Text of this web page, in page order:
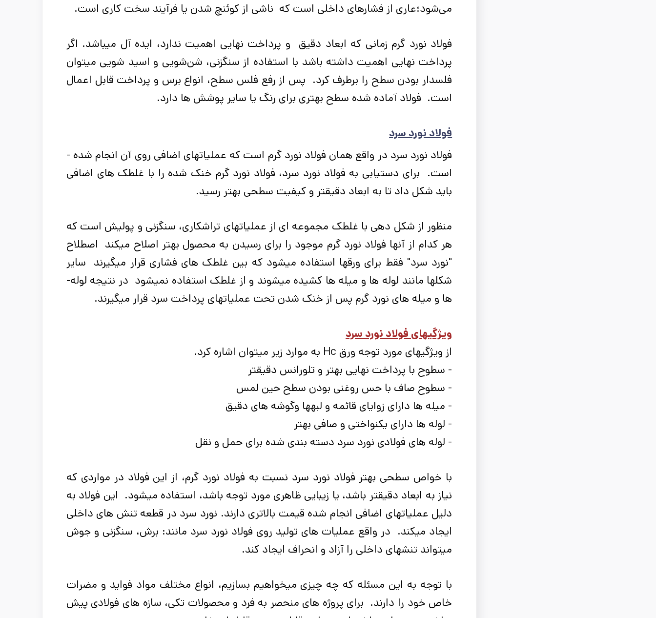
می‌شود؛عاری از فشارهای داخلی است که ناشی از کوئنچ شدن یا فرآیند سخت کاری است.
فولاد نورد گرم زمانی که ابعاد دقیق و پرداخت نهایی اهمیت ندارد، ایده­ آل می­باشد. اگر
پرداخت نهایی اهمیت داشته­ باشد با استفاده از سنگ­زنی، شن­‌شویی و اسید شویی می­توان
فلس­دار بودن سطح را برطرف کرد. پس از رفع فلس سطح، انواع برس و پرداخت قابل اعمال
است. فولاد آماده ­شده سطح بهتری برای رنگ یا سایر پوشش ­ها دارد.
فولاد نورد سرد
فولاد نورد سرد در واقع همان فولاد نورد گرم است که عملیات­های اضافی روی آن انجام شده ­
است. برای دستیابی به فولاد نورد سرد، فولاد نورد گرم خنک ­شده را با غلطک ­های اضافی
باید شکل داد تا به ابعاد دقیقتر و کیفیت سطحی بهتر رسید.
منظور از شکل­ دهی با غلطک مجموعه ­ای از عملیات­های تراشکاری، سنگ­زنی و پولیش است که
هر کدام از آن­ها فولاد نورد گرم موجود را برای رسیدن به محصول بهتر اصلاح می­کند اصطلاح
"نورد سرد" فقط برای ورق­ها استفاده می­شود که بین غلطک ­های فشاری قرار می­گیرند سایر
شکل­ها مانند لوله­ ها و میله ها کشیده می­شوند و از غلطک استفاده نمی­شود در نتیجه لوله­
ها و میله­ های نورد گرم پس از خنک ­شدن تحت عملیات­های پرداخت سرد قرار می­گیرند.
ویژگیهای فولاد نورد سرد
از ویژگیهای مورد توجه ورق Hc به موارد زیر میتوان اشاره کرد.
- سطوح با پرداخت نهایی بهتر و تلورانس دقیق­تر
- سطوح صاف با حس روغنی بودن سطح حین لمس
- میله ­ها دارای زوایای قائمه و لبه­ها وگوشه­ های دقیق
- لوله ­ها دارای یکنواختی و صافی بهتر
- لوله­ های فولادی نورد سرد دسته­ بندی­­ شده برای حمل و نقل
با خواص سطحی بهتر فولاد نورد سرد نسبت به فولاد نورد گرم، از این فولاد در مواردی که
نیاز به ابعاد دقیقتر باشد، یا زیبایی ظاهری مورد توجه باشد، استفاده می­شود. این فولاد به
دلیل عملیات­های اضافی انجام ­شده قیمت بالاتری دارند. نورد سرد در قطعه تنش ­های داخلی
ایجاد می­کند. در واقع عملیات­ های تولید روی فولاد نورد سرد مانند: برش، سنگ­زنی و جوش
می­تواند تنش­های داخلی را آزاد و انحراف ایجاد کند.
با توجه به این مسئله که چه چیزی می­خواهیم بسازیم، انواع مختلف مواد فواید و مضرات
خاص خود را دارند. برای پروژه ­های منحصر به فرد و محصولات تکی، سازه های فولادی پیش